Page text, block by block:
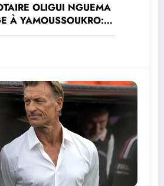
OLIGUI NGUEMA
À YAMOUSSOUKRO:LE
CLAUDE DANHO
CÉRÉMONIE